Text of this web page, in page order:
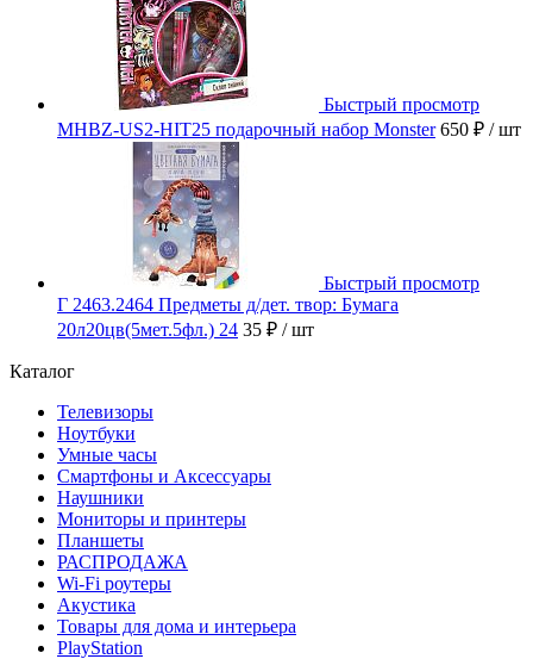
Быстрый просмотр
MHBZ-US2-HIT25 подарочный набор Monster 650 ₽ / шт
Быстрый просмотр
Г 2463.2464 Предметы д/дет. твор: Бумага
20л20цв(5мет.5фл.) 24 35 ₽ / шт
Каталог
Телевизоры
Ноутбуки
Умные часы
Смартфоны и Аксессуары
Наушники
Мониторы и принтеры
Планшеты
РАСПРОДАЖА
Wi-Fi роутеры
Акустика
Товары для дома и интерьера
PlayStation